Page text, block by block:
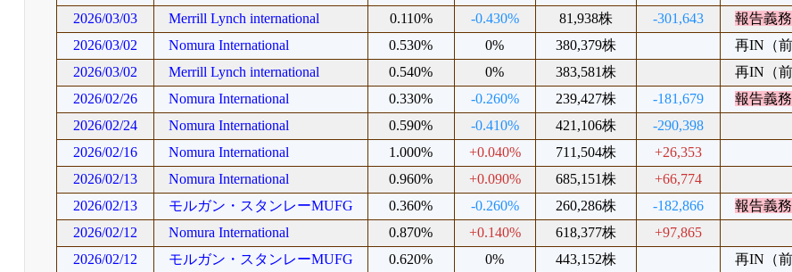
2026/03/03
Merrill Lynch international 0.110% -0.430% 81,938株 -301,643
報告義
2026/03/02
Nomura International 0.530% 0% 380,379株
再IN（前
2026/03/02
Merrill Lynch international 0.540% 0% 383,581株
再IN（前
2026/02/26
Nomura International 0.330% -0.260% 239,427株 -181,679
報告義
2026/02/24
Nomura International 0.590% -0.410% 421,106株
-290,398
2026/02/16
Nomura International 1.000% +0.040% 711,504株
+26,353
2026/02/13
Nomura International 0.960% +0.090% 685,151株
+66,774
2026/02/13
モルガン・スタンレーMUFG 0.360% -0.260% 260,286株 -182,866
報告義
2026/02/12
Nomura International 0.870% +0.140% 618,377株
+97,865
2026/02/12
モルガン・スタンレーMUFG 0.620% 0% 443,152株
再IN（前